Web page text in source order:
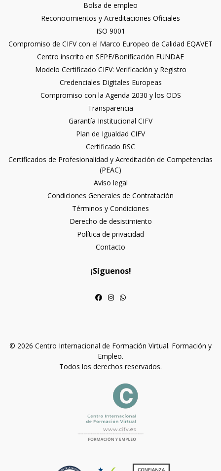
Bolsa de empleo
Reconocimientos y Acreditaciones Oficiales
ISO 9001
Compromiso de CIFV con el Marco Europeo de Calidad EQAVET
Centro inscrito en SEPE/Bonificación FUNDAE
Modelo Certificado CIFV: Verificación y Registro
Credenciales Digitales Europeas
Compromiso con la Agenda 2030 y los ODS
Transparencia
Garantía Institucional CIFV
Plan de Igualdad CIFV
Certificado RSC
Certificados de Profesionalidad y Acreditación de Competencias
(PEAC)
Aviso legal
Condiciones Generales de Contratación
Términos y Condiciones
Derecho de desistimiento
Política de privacidad
Contacto
¡Síguenos!
© 2026 Centro Internacional de Formación Virtual. Formación y
Empleo.
Todos los derechos reservados.